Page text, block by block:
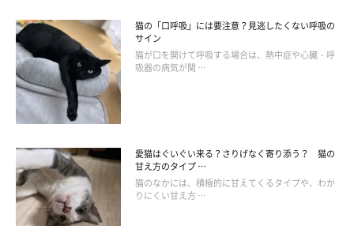
が多いので、そのときは一緒に遊ぼうとするよりはそっとしてあ
げる方が良いでしょう。
一方で、暇だと感じている場合は、耳を動かしていないだけでは
なく、じっと飼い主の様子をうかがっていることがあります。こ
猫の「口呼吸」には要注意？見逃したくない呼吸の
サイン
猫が口を開けて呼吸する場合は、熱中症や心臓・呼
吸器の病気が関 …
愛猫はぐいぐい来る？さりげなく寄り添う？ 猫の
甘え方のタイプ …
猫のなかには、積極的に甘えてくるタイプや、わか
りにくい甘え方 …